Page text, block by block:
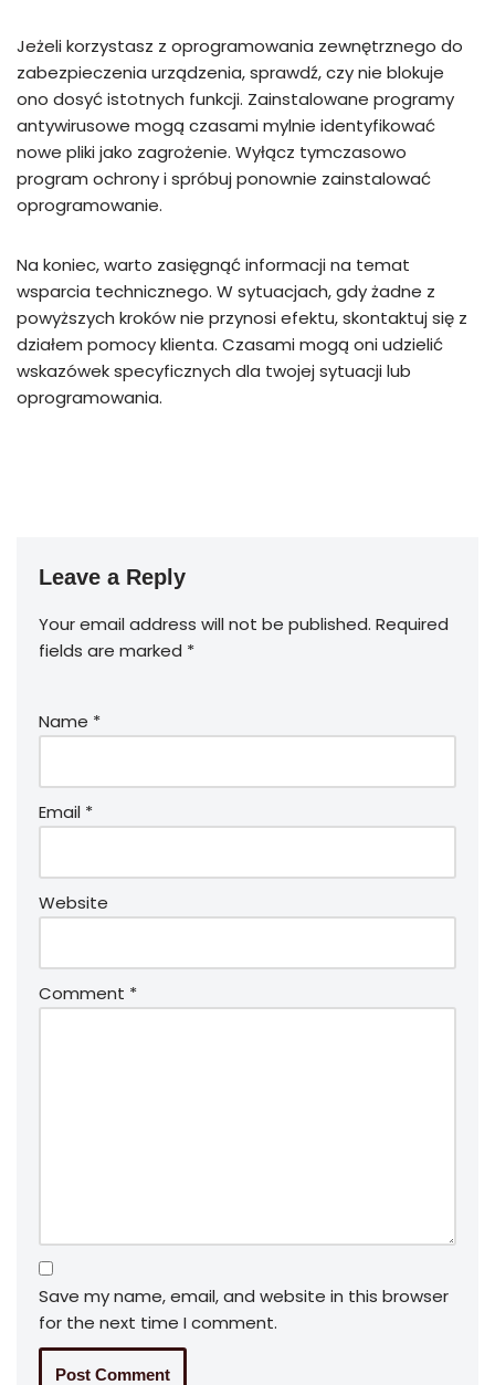
Jeżeli korzystasz z oprogramowania zewnętrznego do
zabezpieczenia urządzenia, sprawdź, czy nie blokuje
ono dosyć istotnych funkcji. Zainstalowane programy
antywirusowe mogą czasami mylnie identyfikować
nowe pliki jako zagrożenie. Wyłącz tymczasowo
program ochrony i spróbuj ponownie zainstalować
oprogramowanie.
Na koniec, warto zasięgnąć informacji na temat
wsparcia technicznego. W sytuacjach, gdy żadne z
powyższych kroków nie przynosi efektu, skontaktuj się z
działem pomocy klienta. Czasami mogą oni udzielić
wskazówek specyficznych dla twojej sytuacji lub
oprogramowania.
Leave a Reply
Your email address will not be published. Required
fields are marked *
Name *
Email *
Website
Comment *
Save my name, email, and website in this browser
for the next time I comment.